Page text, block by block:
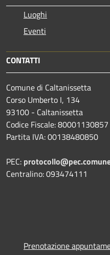
Luoghi
Eventi
CONTATTI
Comune di Caltanissetta
Corso Umberto I, 134
93100 - Caltanissetta
Codice Fiscale: 80001130857
Partita IVA: 00138480850
PEC:
Centralino: 093474111
Prenotazione